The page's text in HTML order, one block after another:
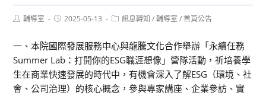
Post輔導室
Post2025-05-13
Post訊息轉知 / 輔導室 / 首頁公告
一、本院國際發展服務中心與龍騰文化合作舉辦「永續任務
Summer Lab：打開你的ESG職涯想像」營隊活動，祈培養學
生在商業快速發展的時代中，有機會深入了解ESG（環境、社
會、公司治理）的核心概念，參與專家講座、企業參訪、實